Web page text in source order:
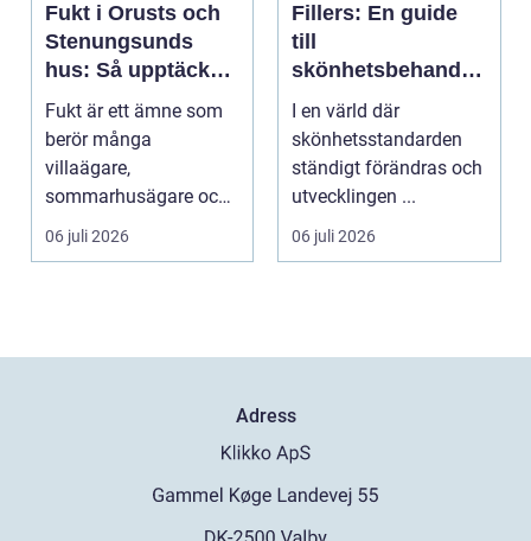
Fukt i Orusts och
Stenungsunds
hus: Så upptäcker
och åtgärdar du
problemet
Fukt är ett ämne som
berör många
villaägare,
sommarhusägare och
bosta...
06 juli 2026
Fillers: En guide
till
skönhetsbehandlin
gar i Stockholm
I en värld där
skönhetsstandarden
ständigt förändras och
utvecklingen ...
06 juli 2026
Adress